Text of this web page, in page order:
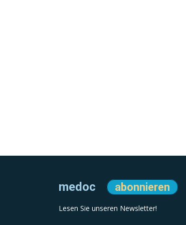
medoc abonnieren
Lesen Sie unseren Newsletter!